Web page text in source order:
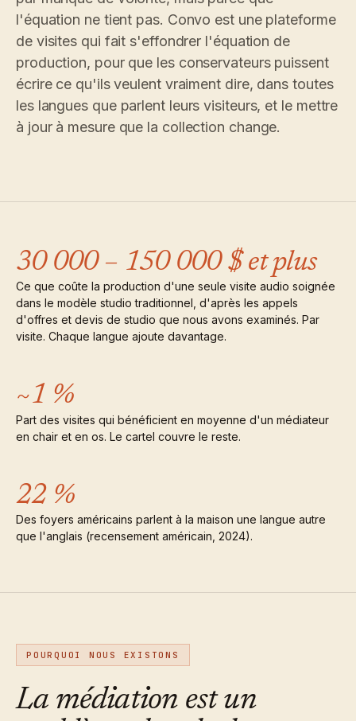
Analyses
Statistiques,
audit des
Q&R et
rapports.
écoutez.
Essayer
une
visite
Voir les
tarifs
›
Nouveautés ↗
Ce que
livré, tenu à
jour par
automatisation.
choisir.
Lire le
des
coûts
tarifs
›
l'équation ne tient pas. Convo est une plateforme
de visites qui fait s'effondrer l'équation de
production, pour que les conservateurs puissent
écrire ce qu'ils veulent vraiment dire, dans toutes
les langues que parlent leurs visiteurs, et le mettre
à jour à mesure que la collection change.
30 000 – 150 000 $ et plus
Ce que coûte la production d'une seule visite audio soignée
dans le modèle studio traditionnel, d'après les appels
d'offres et devis de studio que nous avons examinés. Par
visite. Chaque langue ajoute davantage.
~1 %
Part des visites qui bénéficient en moyenne d'un médiateur
en chair et en os. Le cartel couvre le reste.
22 %
Des foyers américains parlent à la maison une langue autre
que l'anglais (recensement américain, 2024).
POURQUOI NOUS EXISTONS
La médiation est un